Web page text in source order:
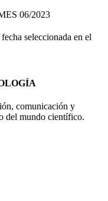
06/2023
seleccionada en el
comunicación y
del mundo científico.